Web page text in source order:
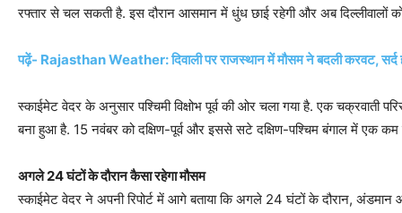
रफ्तार से चल सकती है. इस दौरान आसमान में धुंध छाई रहेगी और अब दिल्लीवालों को
पढ़ें- Rajasthan Weather: दिवाली पर राजस्थान में मौसम ने बदली करवट, सर्द
स्काईमेट वेदर के अनुसार पश्चिमी विक्षोभ पूर्व की ओर चला गया है. एक चक्रवाती
बना हुआ है. 15 नवंबर को दक्षिण-पूर्व और इससे सटे दक्षिण-पश्चिम बंगाल में एक कम
अगले 24 घंटों के दौरान कैसा रहेगा मौसम
स्काईमेट वेदर ने अपनी रिपोर्ट में आगे बताया कि अगले 24 घंटों के दौरान, अंडमान